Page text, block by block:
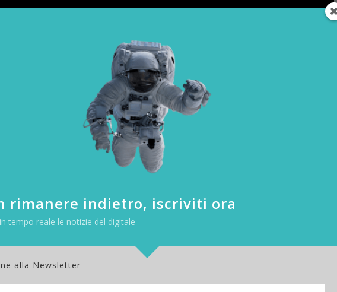
sistema di autenticazione di Cupertino fa già parlare di sé. Merito della
senza scopo di lucro che si occupa di promuovere e migliorare il protocollo di
provocare grossi problemi a livello di sicurezza per gli utenti.
interessanti novità presentate all’ultima
, conferenza annuale per gli
innovazioni software su cui lavorano gli esperti della società californiana.
come un importante cambiamento nel mondo dell’autenticazione online,
e Facebook, tra i tanti.Il fulcro su cui ha fatto leva Apple, però, è stato quello della
rimanere indietro, iscriviti ora
tempo reale le notizie del digitale
alla Newsletter